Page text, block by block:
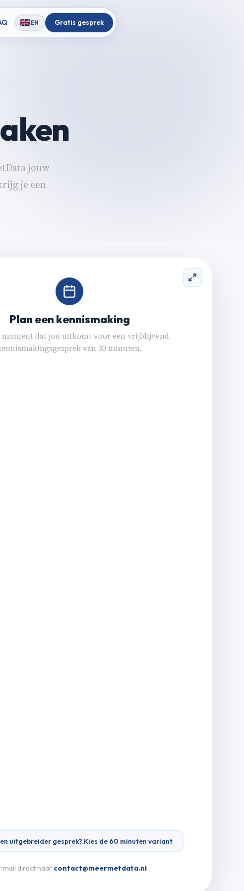
EN Gratis gesprek
jouw
je een
Plan een kennismaking
moment dat jou uitkomt voor een vrijblijvend
van 30 minuten.
uitgebreider gesprek? Kies de 60 minuten variant
mail direct naar contact@meermetdata.nl